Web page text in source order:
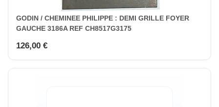
GODIN / CHEMINEE PHILIPPE : DEMI GRILLE FOYER
GAUCHE 3186A REF CH8517G3175
126,00 €